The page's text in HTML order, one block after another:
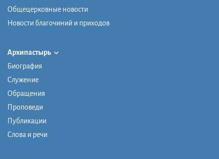
Общецерковные новости
Новости благочиний и приходов
Архипастырь
Биография
Служение
Обращения
Проповеди
Публикации
Слова и речи